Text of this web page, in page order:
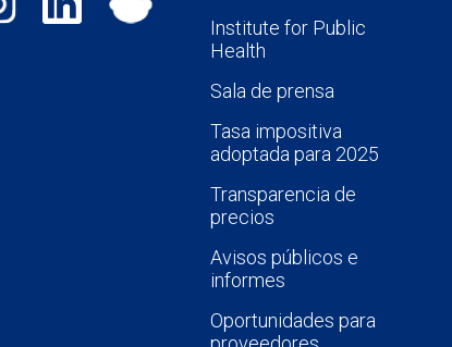
Institute for Public
Health
Sala de prensa
Tasa impositiva
adoptada para 2025
Transparencia de
precios
Avisos públicos e
informes
Oportunidades para